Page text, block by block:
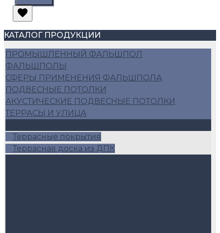
КАТАЛОГ ПРОДУКЦИИ
ПРОМЫШЛЕННЫЙ ФАЛЬШПОЛ
ФАЛЬШПОЛЫ
СФЕРЫ ПРИМЕНЕНИЯ ФАЛЬШПОЛА
ПОДВЕСНЫЕ ПОТОЛКИ
АКУСТИЧЕСКИЕ ПОДВЕСНЫЕ ПОТОЛКИ
ТЕРРАСЫ И УЛИЦА
Террасные покрытия
Террасная доска из ДПК